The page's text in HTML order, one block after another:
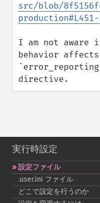
src/blob/
production#L451-
I am not
behavior
directive.
実行時設定
設定ファイル
.user.ini ファイル
どこで設定を行うのか